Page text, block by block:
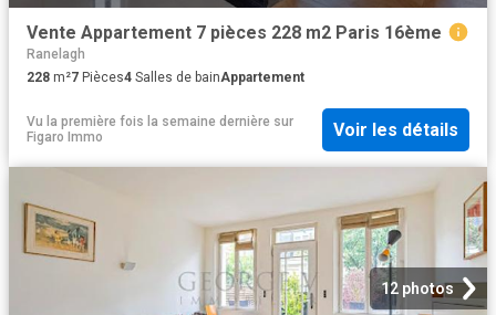
Vente Appartement 7 pièces 228 m2 Paris 16ème
Ranelagh
228 m²7 Pièces4 Salles de bainAppartement
Vu la première fois la semaine dernière sur
Figaro Immo
Voir les détails
12 photos